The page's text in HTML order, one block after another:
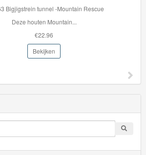
Bigjigstrein tunnel -Mountain Rescue
Deze houten Mountain...
€22.96
Bekijken